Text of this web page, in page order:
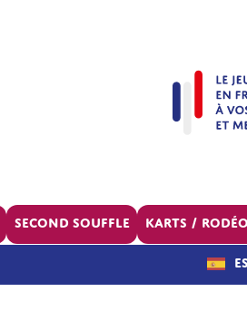
Second souffle Karts /